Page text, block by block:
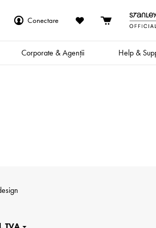
Conectare
Corporate & Agenții Help &